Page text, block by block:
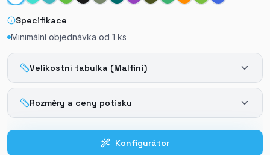
Specifikace
Minimální objednávka od 1 ks
Velikostní tabulka (Malfini)
Rozměry a ceny potisku
Konfigurátor